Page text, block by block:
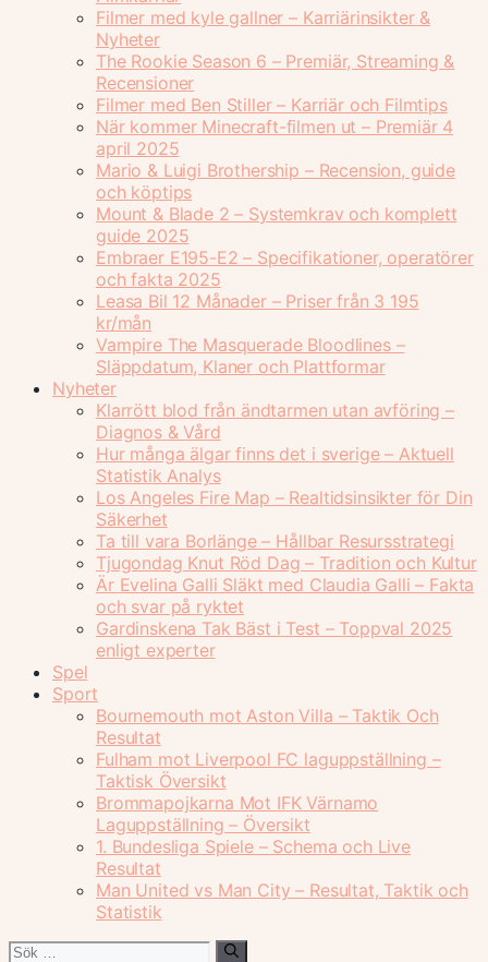
Filmer med kyle gallner – Karriärinsikter &
Nyheter
The Rookie Season 6 – Premiär, Streaming &
Recensioner
Filmer med Ben Stiller – Karriär och Filmtips
När kommer Minecraft-filmen ut – Premiär 4
april 2025
Mario & Luigi Brothership – Recension, guide
och köptips
Mount & Blade 2 – Systemkrav och komplett
guide 2025
Embraer E195-E2 – Specifikationer, operatörer
och fakta 2025
Leasa Bil 12 Månader – Priser från 3 195
kr/mån
Vampire The Masquerade Bloodlines –
Släppdatum, Klaner och Plattformar
Nyheter
Klarrött blod från ändtarmen utan avföring –
Diagnos & Vård
Hur många älgar finns det i sverige – Aktuell
Statistik Analys
Los Angeles Fire Map – Realtidsinsikter för Din
Säkerhet
Ta till vara Borlänge – Hållbar Resursstrategi
Tjugondag Knut Röd Dag – Tradition och Kultur
Är Evelina Galli Släkt med Claudia Galli – Fakta
och svar på ryktet
Gardinskena Tak Bäst i Test – Toppval 2025
enligt experter
Spel
Sport
Bournemouth mot Aston Villa – Taktik Och
Resultat
Fulham mot Liverpool FC laguppställning –
Taktisk Översikt
Brommapojkarna Mot IFK Värnamo
Laguppställning – Översikt
1. Bundesliga Spiele – Schema och Live
Resultat
Man United vs Man City – Resultat, Taktik och
Statistik
Sök